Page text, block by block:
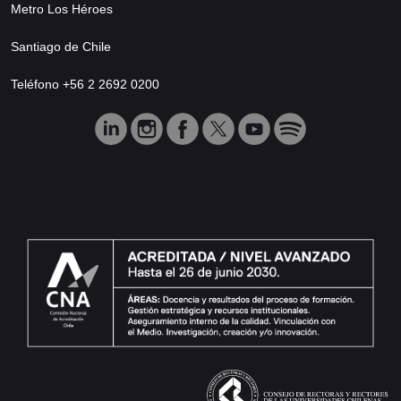
Metro Los Héroes
Santiago de Chile
Teléfono +56 2 2692 0200